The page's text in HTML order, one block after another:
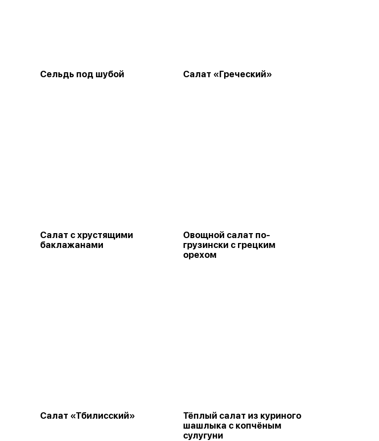
Сельдь под шубой Салат «Греческий»
Салат с хрустящими
баклажанами
Овощной салат по-
грузински с грецким
орехом
Салат «Тбилисский»
Тёплый салат из куриного
шашлыка с копчёным
сулугуни